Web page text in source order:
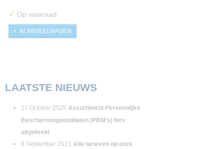
✓ Op voorraad
IN WINKELWAGEN
LAATSTE NIEUWS
27 October 2025 Assortiment Persoonlijke
Beschermingsmiddelen (PBM's) fors
uitgebreid
8 September 2023 Alle tarieven op onze